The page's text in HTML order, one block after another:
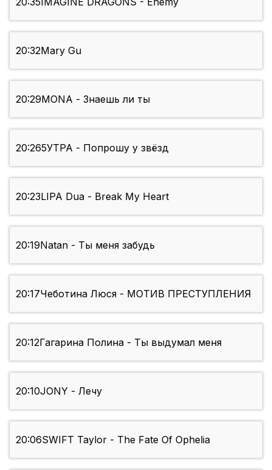
20:32Mary Gu
20:29MONA - Знаешь ли ты
20:265УТРА - Попрошу у звёзд
20:23LIPA Dua - Break My Heart
20:19Natan - Ты меня забудь
20:17Чеботина Люся - МОТИВ ПРЕСТУПЛЕНИЯ
20:12Гагарина Полина - Ты выдумал меня
20:10JONY - Лечу
20:06SWIFT Taylor - The Fate Of Ophelia